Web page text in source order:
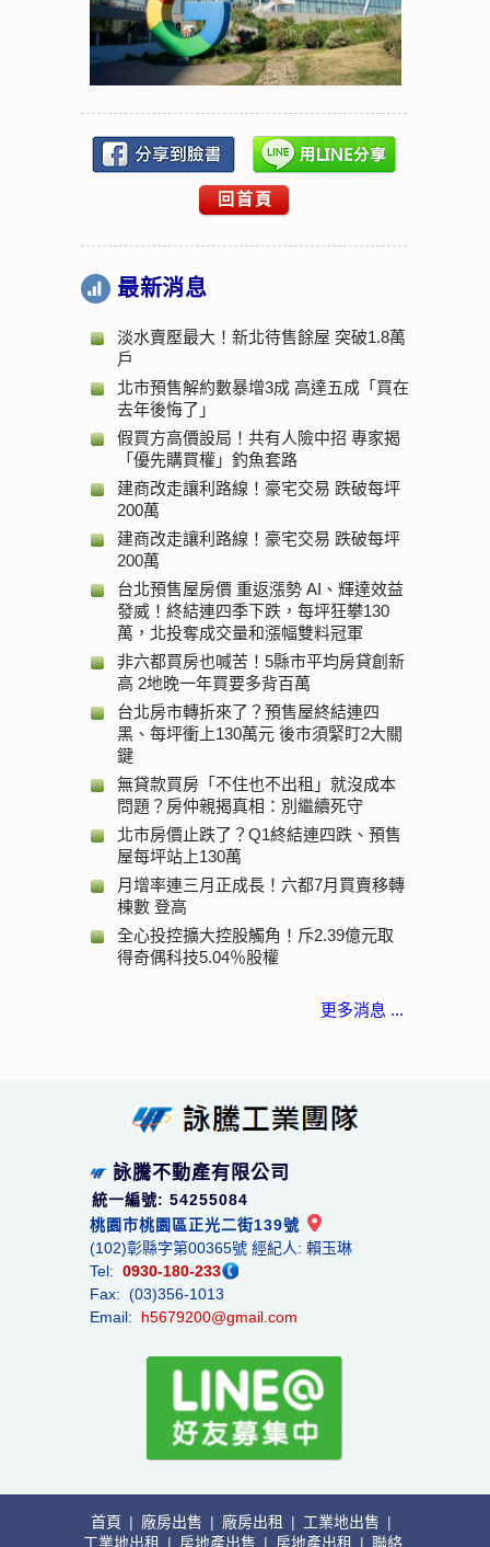
回首頁
最新消息
淡水賣壓最大！新北待售餘屋 突破1.8萬
戶
北市預售解約數暴增3成 高達五成「買在
去年後悔了」
假買方高價設局！共有人險中招 專家揭
「優先購買權」釣魚套路
建商改走讓利路線！豪宅交易 跌破每坪
200萬
建商改走讓利路線！豪宅交易 跌破每坪
200萬
台北預售屋房價 重返漲勢 AI、輝達效益
發威！終結連四季下跌，每坪狂攀130
萬，北投奪成交量和漲幅雙料冠軍
非六都買房也喊苦！5縣市平均房貸創新
高 2地晚一年買要多背百萬
台北房市轉折來了？預售屋終結連四
黑、每坪衝上130萬元 後市須緊盯2大關
鍵
無貸款買房「不住也不出租」就沒成本
問題？房仲親揭真相：別繼續死守
北市房價止跌了？Q1終結連四跌、預售
屋每坪站上130萬
月增率連三月正成長！六都7月買賣移轉
棟數 登高
全心投控擴大控股觸角！斥2.39億元取
得奇偶科技5.04％股權
更多消息 ...
詠騰不動產有限公司
統一編號: 54255084
桃園市桃園區正光二街139號
(102)彰縣字第00365號 經紀人: 賴玉琳
Tel: 0930-180-233
Fax: (03)356-1013
Email: h5679200@gmail.com
首頁 | 廠房出售 | 廠房出租 | 工業地出售 |
工業地出租
| 房地產出售 | 房地產出租 | 聯絡